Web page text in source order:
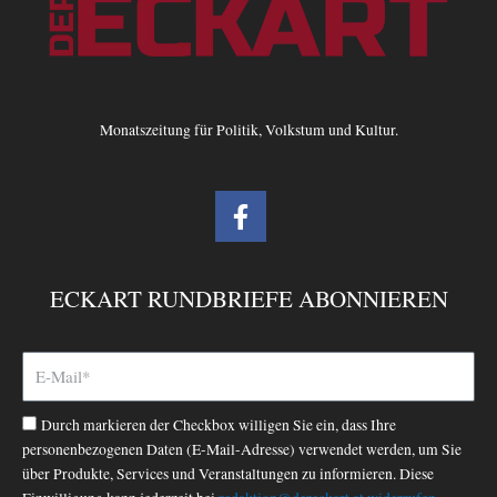
Monatszeitung für Politik, Volkstum und Kultur.
F
a
b
o
-
f
ECKART RUNDBRIEFE ABONNIEREN
Durch markieren der Checkbox willigen Sie ein, dass Ihre
personenbezogenen Daten (E-Mail-Adresse) verwendet werden, um Sie
über Produkte, Services und Veranstaltungen zu informieren. Diese